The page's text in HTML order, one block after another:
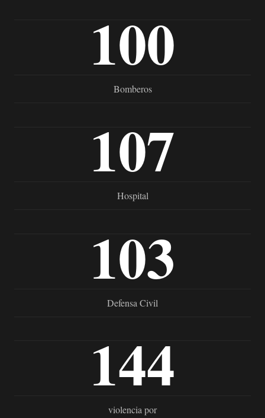
100
Bomberos
107
Hospital
103
Defensa Civil
144
violencia por